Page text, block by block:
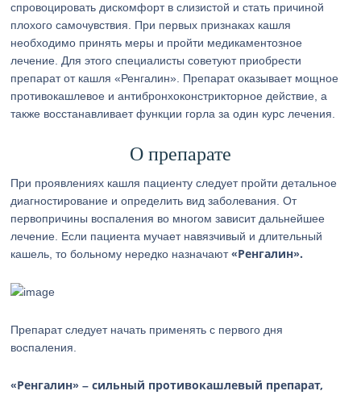
спровоцировать дискомфорт в слизистой и стать причиной
плохого самочувствия. При первых признаках кашля
необходимо принять меры и пройти медикаментозное
лечение. Для этого специалисты советуют приобрести
препарат от кашля «Ренгалин». Препарат оказывает мощное
противокашлевое и антибронхоконстрикторное действие, а
также восстанавливает функции горла за один курс лечения.
О препарате
При проявлениях кашля пациенту следует пройти детальное
диагностирование и определить вид заболевания. От
первопричины воспаления во многом зависит дальнейшее
лечение. Если пациента мучает навязчивый и длительный
кашель, то больному нередко назначают«Ренгалин».
Препарат следует начать применять с первого дня
воспаления.
«Ренгалин» – сильный противокашлевый препарат,